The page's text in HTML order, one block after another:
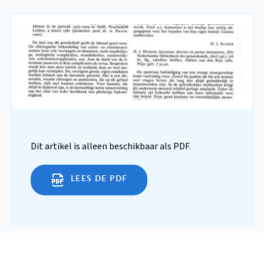
Dit artikel is alleen beschikbaar als PDF.
LEES DE PDF